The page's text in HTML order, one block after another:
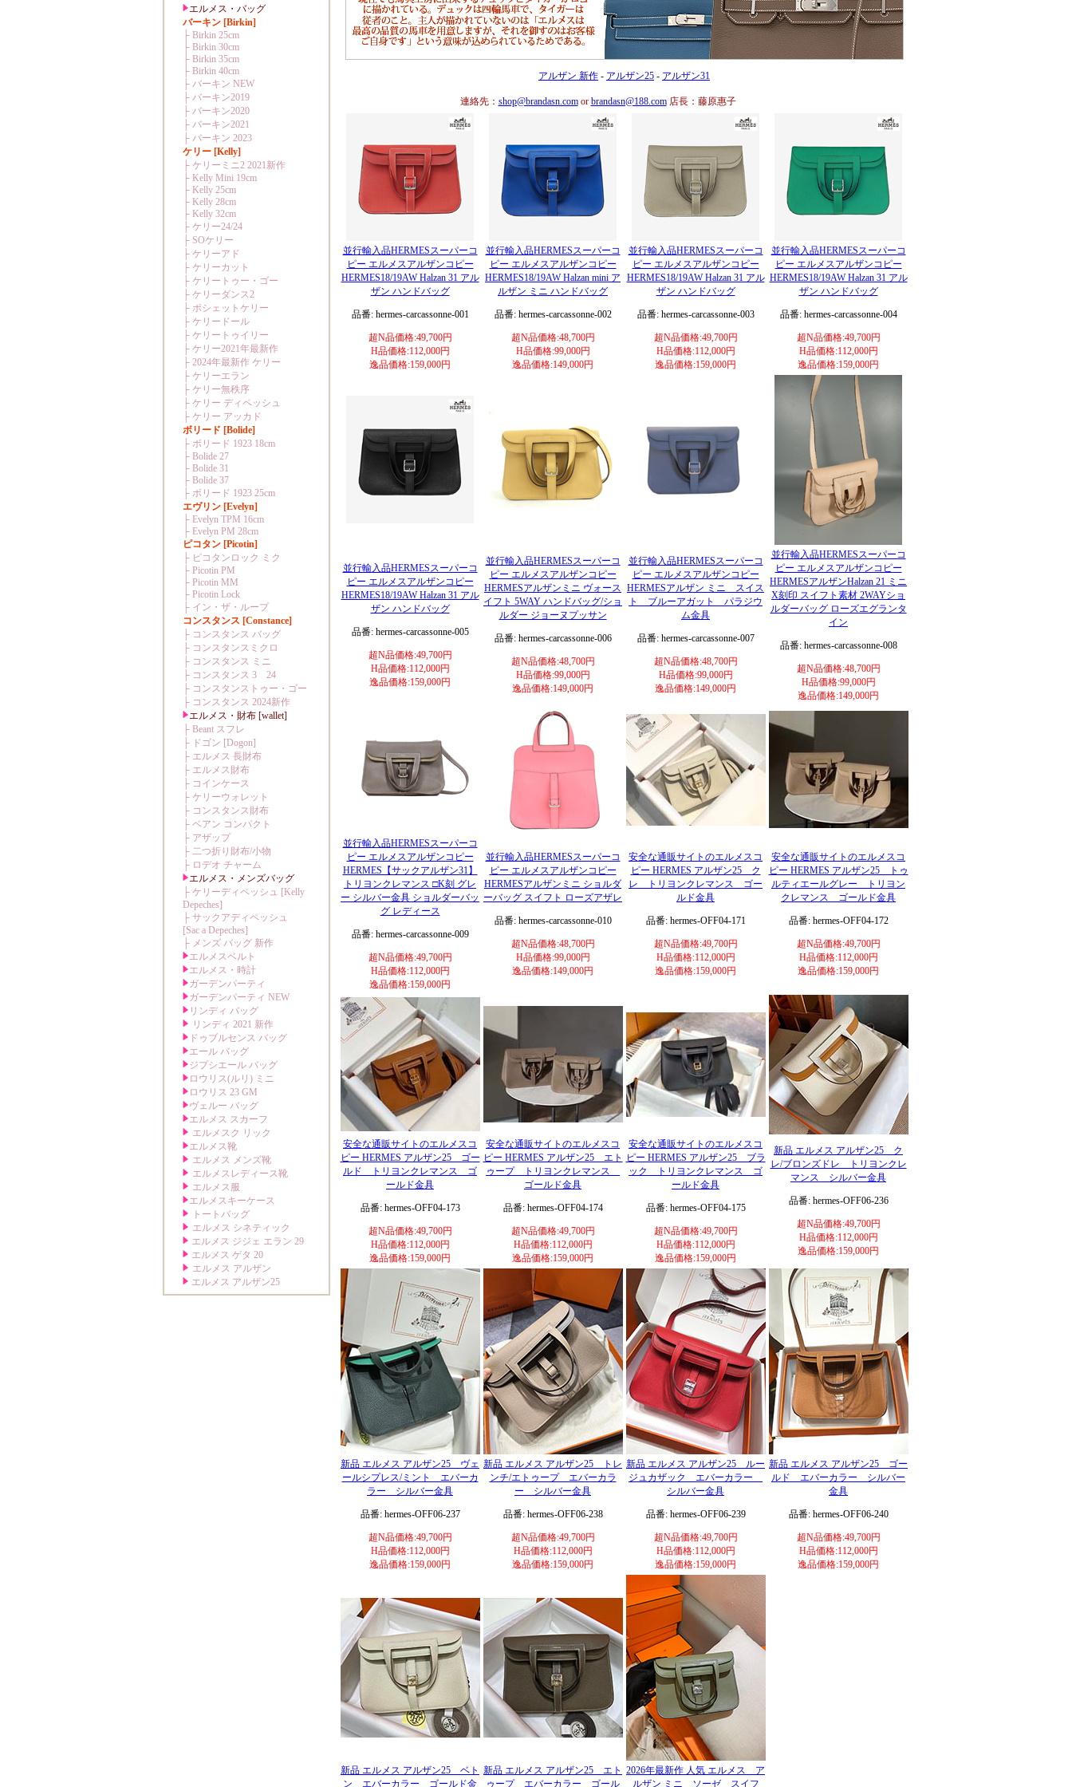
アルザン 新作 - アルザン25 - アルザン31
連絡先： shop@brandasn.comor brandasn@188.com店長：藤原惠子
並行輸入品HERMESスーパーコ
ピー エルメスアルザンコピー
HERMES18/19AW Halzan 31 アル
ザン ハンドバッグ
品番: hermes-carcassonne-001
超N品価格:49,700円
H品価格:112,000円
逸品価格:159,000円
並行輸入品HERMESスーパーコ
ピー エルメスアルザンコピー
HERMES18/19AW Halzan mini ア
ルザン ミニ ハンドバッグ
品番: hermes-carcassonne-002
超N品価格:48,700円
H品価格:99,000円
逸品価格:149,000円
並行輸入品HERMESスーパーコ
ピー エルメスアルザンコピー
HERMES18/19AW Halzan 31 アル
ザン ハンドバッグ
品番: hermes-carcassonne-003
超N品価格:49,700円
H品価格:112,000円
逸品価格:159,000円
並行輸入品HERMESスーパーコ
ピー エルメスアルザンコピー
HERMES18/19AW Halzan 31 アル
ザン ハンドバッグ
品番: hermes-carcassonne-004
超N品価格:49,700円
H品価格:112,000円
逸品価格:159,000円
並行輸入品HERMESスーパーコ
ピー エルメスアルザンコピー
HERMES18/19AW Halzan 31 アル
ザン ハンドバッグ
品番: hermes-carcassonne-005
超N品価格:49,700円
H品価格:112,000円
逸品価格:159,000円
並行輸入品HERMESスーパーコ
ピー エルメスアルザンコピー
HERMESアルザンミニ ヴォース
イフト 5WAY ハンドバッグ/ショ
ルダー ジョーヌプッサン
品番: hermes-carcassonne-006
超N品価格:48,700円
H品価格:99,000円
逸品価格:149,000円
並行輸入品HERMESスーパーコ
ピー エルメスアルザンコピー
HERMESアルザン ミニ スイス
ト ブルーアガット パラジウ
ム金具
品番: hermes-carcassonne-007
超N品価格:48,700円
H品価格:99,000円
逸品価格:149,000円
並行輸入品HERMESスーパーコ
ピー エルメスアルザンコピー
HERMESアルザンHalzan 21 ミニ
X刻印 スイフト素材 2WAYショ
ルダーバッグ ローズエグランタ
イン
品番: hermes-carcassonne-008
超N品価格:48,700円
H品価格:99,000円
逸品価格:149,000円
並行輸入品HERMESスーパーコ
ピー エルメスアルザンコピー
HERMES【サックアルザン31】
トリヨンクレマンス □K刻 グレ
ー シルバー金具 ショルダーバッ
グ レディース
品番: hermes-carcassonne-009
超N品価格:49,700円
H品価格:112,000円
逸品価格:159,000円
並行輸入品HERMESスーパーコ
ピー エルメスアルザンコピー
HERMESアルザンミニ ショルダ
ーバッグ スイフト ローズアザレ
品番: hermes-carcassonne-010
超N品価格:48,700円
H品価格:99,000円
逸品価格:149,000円
安全な通販サイトのエルメスコ
ピー HERMES アルザン25 ク
レ トリヨンクレマンス ゴー
ルド金具
品番: hermes-OFF04-171
超N品価格:49,700円
H品価格:112,000円
逸品価格:159,000円
安全な通販サイトのエルメスコ
ピー HERMES アルザン25 トゥ
ルティエールグレー トリヨン
クレマンス ゴールド金具
品番: hermes-OFF04-172
超N品価格:49,700円
H品価格:112,000円
逸品価格:159,000円
安全な通販サイトのエルメスコ
ピー HERMES アルザン25 ゴー
ルド トリヨンクレマンス ゴ
ールド金具
品番: hermes-OFF04-173
超N品価格:49,700円
H品価格:112,000円
逸品価格:159,000円
安全な通販サイトのエルメスコ
ピー HERMES アルザン25 エト
ゥープ トリヨンクレマンス
ゴールド金具
品番: hermes-OFF04-174
超N品価格:49,700円
H品価格:112,000円
逸品価格:159,000円
安全な通販サイトのエルメスコ
ピー HERMES アルザン25 ブラ
ック トリヨンクレマンス ゴ
ールド金具
品番: hermes-OFF04-175
超N品価格:49,700円
H品価格:112,000円
逸品価格:159,000円
新品 エルメス アルザン25 ク
レ/ブロンズドレ トリヨンクレ
マンス シルバー金具
品番: hermes-OFF06-236
超N品価格:49,700円
H品価格:112,000円
逸品価格:159,000円
新品 エルメス アルザン25 ヴェ
ールシプレス/ミント エバーカ
ラー シルバー金具
品番: hermes-OFF06-237
超N品価格:49,700円
H品価格:112,000円
逸品価格:159,000円
新品 エルメス アルザン25 トレ
ンチ/エトゥープ エバーカラ
ー シルバー金具
品番: hermes-OFF06-238
超N品価格:49,700円
H品価格:112,000円
逸品価格:159,000円
新品 エルメス アルザン25 ルー
ジュカザック エバーカラー
シルバー金具
品番: hermes-OFF06-239
超N品価格:49,700円
H品価格:112,000円
逸品価格:159,000円
新品 エルメス アルザン25 ゴー
ルド エバーカラー シルバー
金具
品番: hermes-OFF06-240
超N品価格:49,700円
H品価格:112,000円
逸品価格:159,000円
新品 エルメス アルザン25 ベト
ン エバーカラー ゴールド金
新品 エルメス アルザン25 エト
ゥープ エバーカラー ゴール
2026年最新作 人気 エルメス ア
ルザン ミニ ソーゼ スイフ